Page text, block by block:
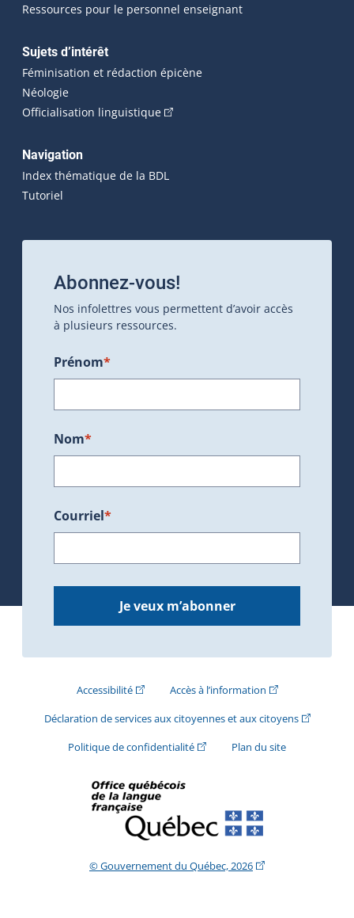
Ressources pour le personnel enseignant
Sujets d’intérêt
Féminisation et rédaction épicène
Néologie
Officialisation linguistique(Cet hyperlien externe s'ouvrira
Navigation
Index thématique de la BDL
Tutoriel
Abonnez-vous!
Nos infolettres vous permettent d’avoir accès
à plusieurs ressources.
Prénom*
Nom*
Courriel*
Je veux m’abonner
Accessibilité(Cet hyperlien externe s'ouvrira dans une
Accès à l’information(Cet hyperlien
Déclaration de services aux citoyennes et aux citoyens(Cet
Politique de confidentialité(Cet hyperlien externe s'ouvrira
Plan du site
© Gouvernement du Québec, 2026(Cet hyperlien